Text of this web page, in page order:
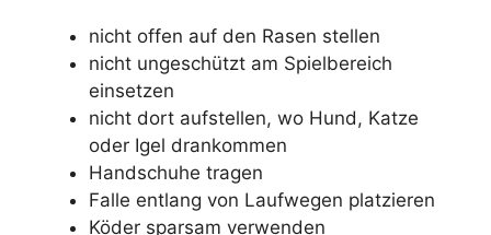
nicht offen auf den Rasen stellen
nicht ungeschützt am Spielbereich
einsetzen
nicht dort aufstellen, wo Hund, Katze
oder Igel drankommen
Handschuhe tragen
Falle entlang von Laufwegen platzieren
Köder sparsam verwenden